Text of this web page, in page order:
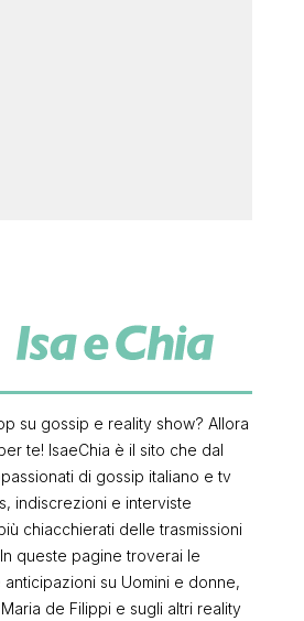
su gossip e reality show? Allora
te! IsaeChia è il sito che dal
di gossip italiano e tv
indiscrezioni e interviste
chiacchierati delle trasmissioni
queste pagine troverai le
su Uomini e donne,
de Filippi e sugli altri reality